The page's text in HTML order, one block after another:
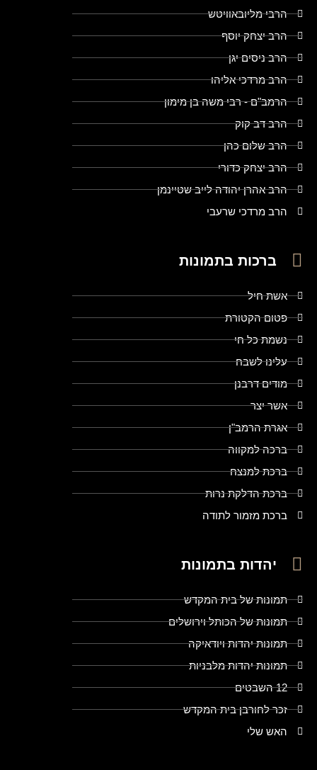
הרבי מליובאוויטש
הרב יצחק יוסף
הרב ניסים יגן
הרב מרדכי אליהו
הרמב"ם - רבי משה בן מימון
הרב דב קוק
הרב שלום כהן
הרב יצחק כדורי
הרב אהרן יהודה לייב שטיינמן
הרב מרדכי שרעבי
ברכות בתמונות
אשת חיל
פטום הקטורת
נשמת כל חי
עלינו לשבח
מודים דרבנן
אשר יצר
אגרת הרמב"ן
ברכה למקווה
ברכת למנצח
ברכת הדלקת נרות
ברכת מזמור לתודה
יהדות בתמונות
תמונות של בית המקדש
תמונות של הכותל וירושלים
תמונות יהדות ויודאיקה
תמונות יהדות מלבניות
12 השבטים
זכר לחורבן בית המקדש
האש שלי